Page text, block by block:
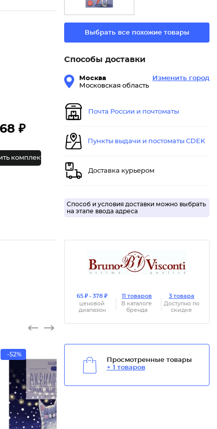
₽
комплект
-52%
Выбрать все похожие товары
Способы доставки
Москва
Московская область
Изменить город
Почта России и почтоматы
Пункты выдачи и постоматы CDEK
Доставка курьером
Способ и условия доставки можно выбрать
на этапе ввода адреса
65 ₽ - 378 ₽
ценовой
диапазон
11 товаров
В каталоге
бренда
3 товара
Доступно по
скидке
Просмотренные товары
+ 1 товаров